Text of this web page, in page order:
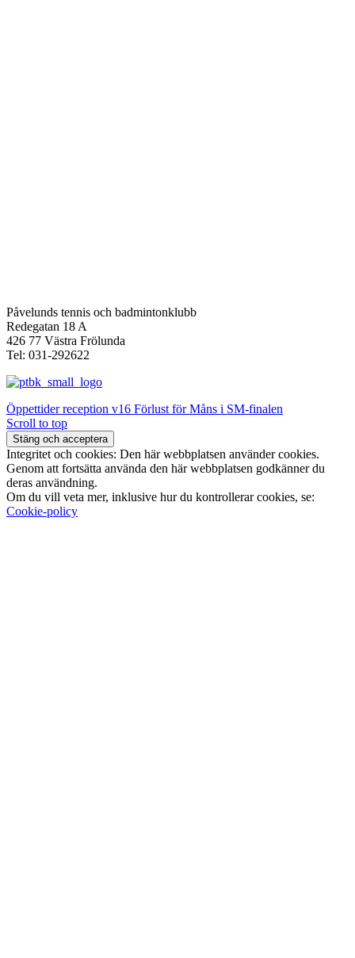
Påvelunds tennis och badmintonklubb
Redegatan 18 A
426 77 Västra Frölunda
Tel: 031-292622
Öppettider reception v16 Förlust för Måns i SM-finalen
Scroll to top
Integritet och cookies: Den här webbplatsen använder cookies.
Genom att fortsätta använda den här webbplatsen godkänner du
deras användning.
Om du vill veta mer, inklusive hur du kontrollerar cookies, se:
Cookie-policy